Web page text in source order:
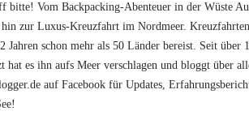
bitte! Vom Backpacking-Abenteuer in der Wüste
hin zur Luxus-Kreuzfahrt im Nordmeer.
Jahren schon mehr als 50 Länder bereist. Seit über
hat es ihn aufs Meer verschlagen und bloggt über
auf Facebook für Updates,